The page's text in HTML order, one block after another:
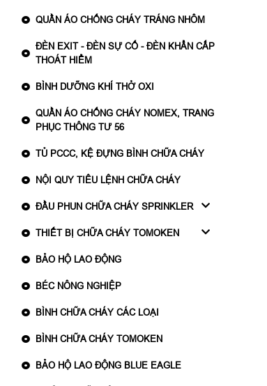
QUẦN ÁO CHỐNG CHÁY TRÁNG NHÔM
ĐÈN EXIT - ĐÈN SỰ CỐ - ĐÈN KHẨN CẤP
THOÁT HIỂM
BÌNH DƯỠNG KHÍ THỞ OXI
QUẦN ÁO CHỐNG CHÁY NOMEX, TRANG
PHỤC THÔNG TƯ 56
TỦ PCCC, KỆ ĐỰNG BÌNH CHỮA CHÁY
NỘI QUY TIÊU LỆNH CHỮA CHÁY
ĐẦU PHUN CHỮA CHÁY SPRINKLER
THIẾT BỊ CHỮA CHÁY TOMOKEN
BẢO HỘ LAO ĐỘNG
BÉC NÔNG NGHIỆP
BÌNH CHỮA CHÁY CÁC LOẠI
BÌNH CHỮA CHÁY TOMOKEN
BẢO HỘ LAO ĐỘNG BLUE EAGLE